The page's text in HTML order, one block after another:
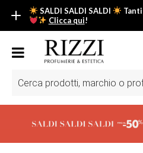
SALDI SALDI SALDI
Clicca qui!
SALDI SALDI SALDI
Fino al -50% su tantissimi prodotti
Scopri tutti i prodotti in super
prodotti